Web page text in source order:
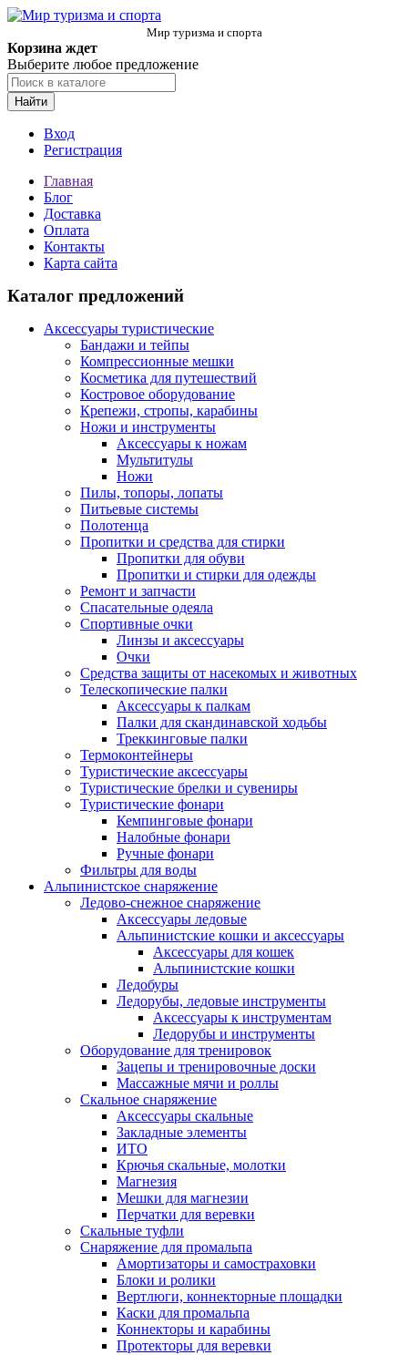
Мир туризма и спорта
Корзина ждет
Выберите любое предложение
Найти
Вход
Регистрация
Главная
Блог
Доставка
Оплата
Контакты
Карта сайта
Каталог предложений
Аксессуары туристические
Бандажи и тейпы
Компрессионные мешки
Косметика для путешествий
Костровое оборудование
Крепежи, стропы, карабины
Ножи и инструменты
Аксессуары к ножам
Мультитулы
Ножи
Пилы, топоры, лопаты
Питьевые системы
Полотенца
Пропитки и средства для стирки
Пропитки для обуви
Пропитки и стирки для одежды
Ремонт и запчасти
Спасательные одеяла
Спортивные очки
Линзы и аксессуары
Очки
Средства защиты от насекомых и животных
Телескопические палки
Аксессуары к палкам
Палки для скандинавской ходьбы
Треккинговые палки
Термоконтейнеры
Туристические аксессуары
Туристические брелки и сувениры
Туристические фонари
Кемпинговые фонари
Налобные фонари
Ручные фонари
Фильтры для воды
Альпинистское снаряжение
Ледово-снежное снаряжение
Аксессуары ледовые
Альпинистские кошки и аксессуары
Аксессуары для кошек
Альпинистские кошки
Ледобуры
Ледорубы, ледовые инструменты
Аксессуары к инструментам
Ледорубы и инструменты
Оборудование для тренировок
Зацепы и тренировочные доски
Массажные мячи и роллы
Скальное снаряжение
Аксессуары скальные
Закладные элементы
ИТО
Крючья скальные, молотки
Магнезия
Мешки для магнезии
Перчатки для веревки
Скальные туфли
Снаряжение для промальпа
Амортизаторы и самостраховки
Блоки и ролики
Вертлюги, коннекторные площадки
Каски для промальпа
Коннекторы и карабины
Протекторы для веревки